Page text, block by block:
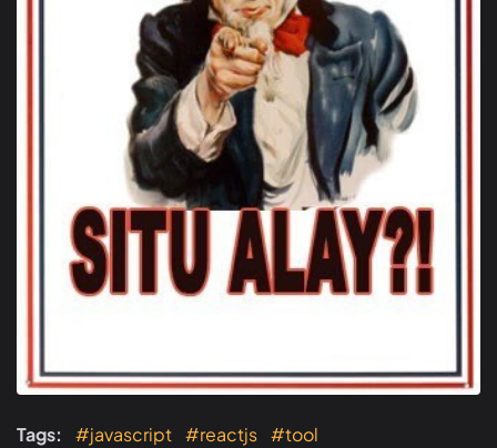
Tags: #javascript #reactjs #tool